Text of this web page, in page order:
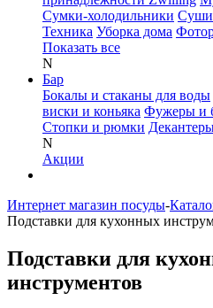
Сумки-холодильники
Техника Уборка дома
Показать все
N
Бар
Бокалы и стаканы для воды
виски и коньяка Фужеры и
Стопки и рюмки
N
Акции
Интернет магазин посуды-
Подставки для кухонных
Подставки для
инструментов